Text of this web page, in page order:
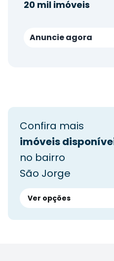
20 mil imóveis
Anuncie agora
Confira mais
imóveis
no bairro
São Jorge
Ver opções